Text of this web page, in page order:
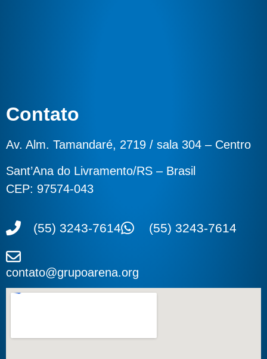
Contato
Av. Alm. Tamandaré, 2719 / sala 304 – Centro
Sant’Ana do Livramento/RS – Brasil
CEP: 97574-043
(55) 3243-7614 (55) 3243-7614
contato@grupoarena.org